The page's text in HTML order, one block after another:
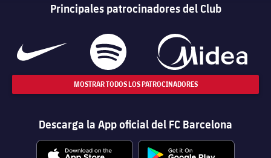
Principales patrocinadores del Club
MOSTRAR TODOS LOS PATROCINADORES
Descarga la App oficial del FC Barcelona